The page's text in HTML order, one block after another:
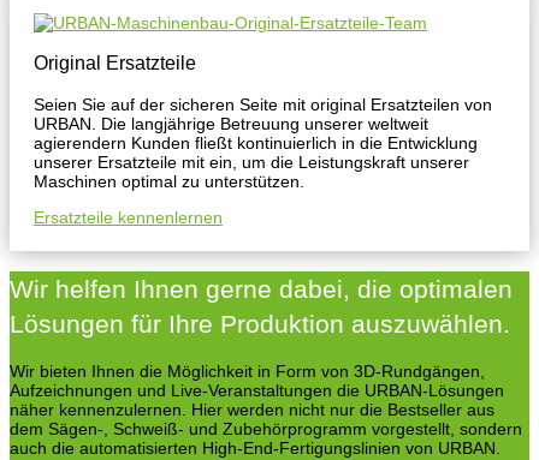
Original Ersatzteile
Seien Sie auf der sicheren Seite mit original Ersatzteilen von
URBAN. Die langjährige Betreuung unserer weltweit
agierendern Kunden fließt kontinuierlich in die Entwicklung
unserer Ersatzteile mit ein, um die Leistungskraft unserer
Maschinen optimal zu unterstützen.
Ersatzteile kennenlernen
Wir helfen Ihnen gerne dabei, die optimalen
Lösungen für Ihre Produktion auszuwählen.
Wir bieten Ihnen die Möglichkeit in Form von 3D-Rundgängen,
Aufzeichnungen und Live-Veranstaltungen die URBAN-Lösungen
näher kennenzulernen. Hier werden nicht nur die Bestseller aus
dem Sägen-, Schweiß- und Zubehörprogramm vorgestellt, sondern
auch die automatisierten High-End-Fertigungslinien von URBAN.